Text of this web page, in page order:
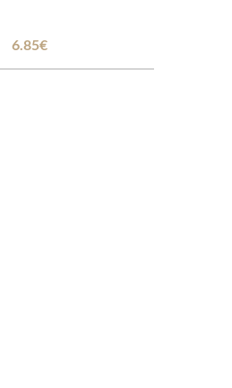
6.85€